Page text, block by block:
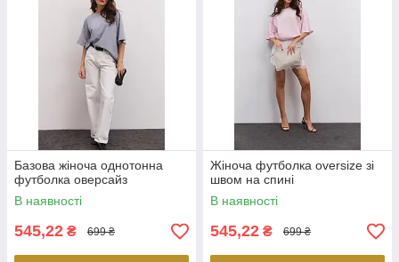
Базова жіноча однотонна
футболка оверсайз
В наявності
545,22 ₴ 699 ₴
Жіноча футболка oversize зі
швом на спині
В наявності
545,22 ₴ 699 ₴